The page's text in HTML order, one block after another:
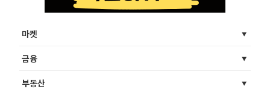
마켓
금융
부동산